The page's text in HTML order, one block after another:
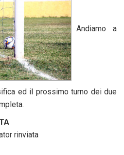
Andiamo a
ed il prossimo turno dei due
rinviata